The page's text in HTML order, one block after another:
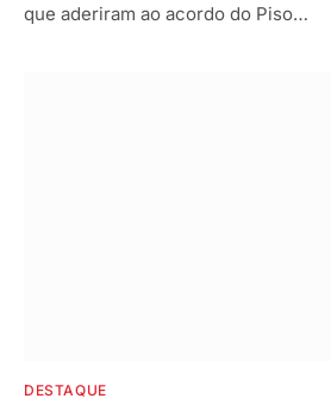
que aderiram ao acordo do Piso…
DESTAQUE